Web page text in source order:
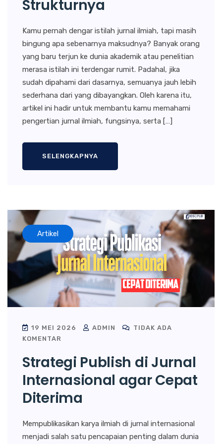
Strukturnya
Kamu pernah dengar istilah jurnal ilmiah, tapi masih
bingung apa sebenarnya maksudnya? Banyak orang
yang baru terjun ke dunia akademik atau penelitian
merasa istilah ini terdengar rumit. Padahal, jika
sudah dipahami dari dasarnya, semuanya jauh lebih
sederhana dari yang dibayangkan. Oleh karena itu,
artikel ini hadir untuk membantu kamu memahami
pengertian jurnal ilmiah, fungsinya, serta […]
SELENGKAPNYA
Artikel
19 MEI 2026 ADMIN
TIDAK ADA
KOMENTAR
Strategi Publish di Jurnal
Internasional agar Cepat
Diterima
Mempublikasikan karya ilmiah di jurnal internasional
menjadi salah satu pencapaian penting dalam dunia